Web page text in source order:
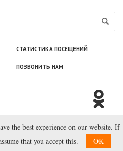
СТАТИСТИКА ПОСЕЩЕНИЙ
ПОЗВОНИТЬ НАМ
Новоcтей», 2003—2026.
the best experience on our website. If
that you accept this.
OK